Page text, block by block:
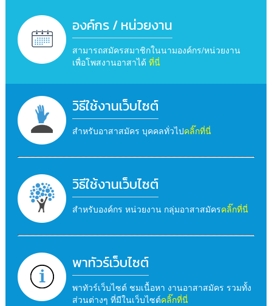
องค์กร / หน่วยงาน
สามารถสมัครสมาชิกในนามองค์กร/หน่วยงาน
เพื่อโพสงานอาสาได้ ที่นี่
วิธีใช้งานเว็บไซต์
สำหรับอาสาสมัคร บุคคลทั่วไปคลิ๊กที่นี่
วิธีใช้งานเว็บไซต์
สำหรับองค์กร หน่วยงาน กลุ่มอาสาสมัครคลิ๊กที่นี่
พาทัวร์เว็บไซต์
พาทัวร์เว็บไซต์ ชมเนื้อหา งานอาสาสมัคร รวมทั้ง
ส่วนต่างๆ ที่มีในเว็บไซต์คลิ๊กที่นี่